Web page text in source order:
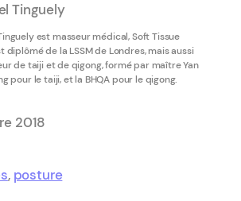
Tinguely
est masseur médical, Soft Tissue
diplômé de la LSSM de Londres, mais aussi
de taiji et de qigong, formé par maître Yan
pour le taiji, et la BHQA pour le qigong.
2018
, posture